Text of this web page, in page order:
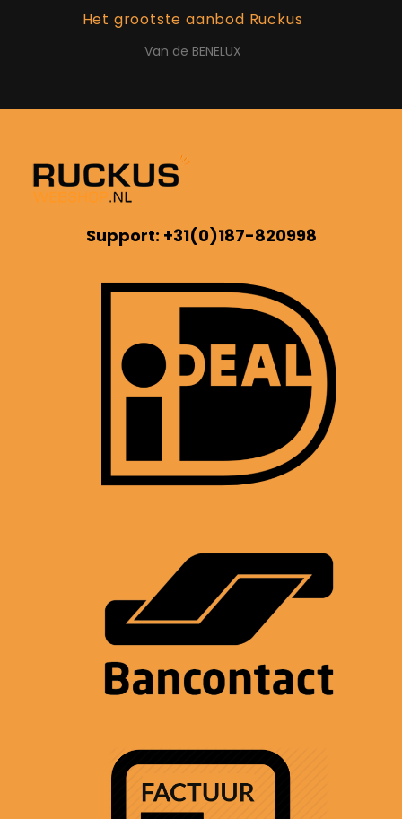
Het grootste aanbod Ruckus
Van de BENELUX
Support: +31(0)187-820998